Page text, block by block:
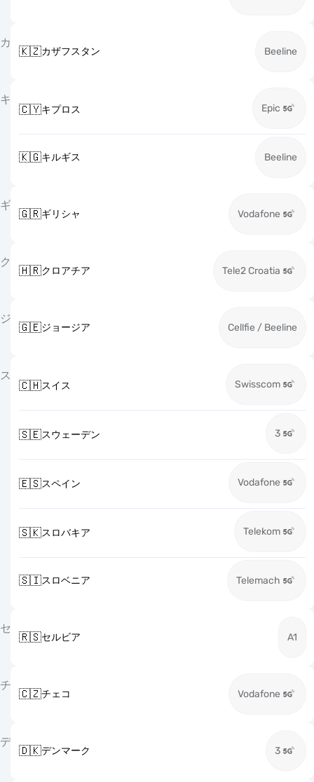
カ
🇰🇿カザフスタン Beeline
キ
🇨🇾キプロス Epic
🇰🇬キルギス Beeline
ギ
🇬🇷ギリシャ Vodafone
ク
🇭🇷クロアチア Tele2 Croatia
ジ
🇬🇪ジョージア Cellfie / Beeline
ス
🇨🇭スイス Swisscom
🇸🇪スウェーデン 3
🇪🇸スペイン Vodafone
🇸🇰スロバキア Telekom
🇸🇮スロベニア Telemach
セ
🇷🇸セルビア A1
チ
🇨🇿チェコ Vodafone
デ
🇩🇰デンマーク 3